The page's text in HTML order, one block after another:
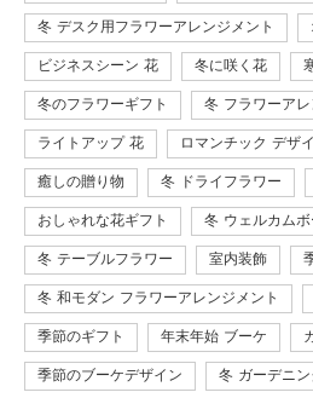
冬 デスク用フラワーアレンジメント
ビジネスシーン 花 冬に咲く花
冬のフラワーギフト 冬 フラワーアレ
ライトアップ 花 ロマンチック デザ
癒しの贈り物 冬 ドライフラワー
おしゃれな花ギフト 冬 ウェルカムボ
冬 テーブルフラワー 室内装飾
冬 和モダン フラワーアレンジメント
季節のギフト 年末年始 ブーケ
季節のブーケデザイン 冬 ガーデニン